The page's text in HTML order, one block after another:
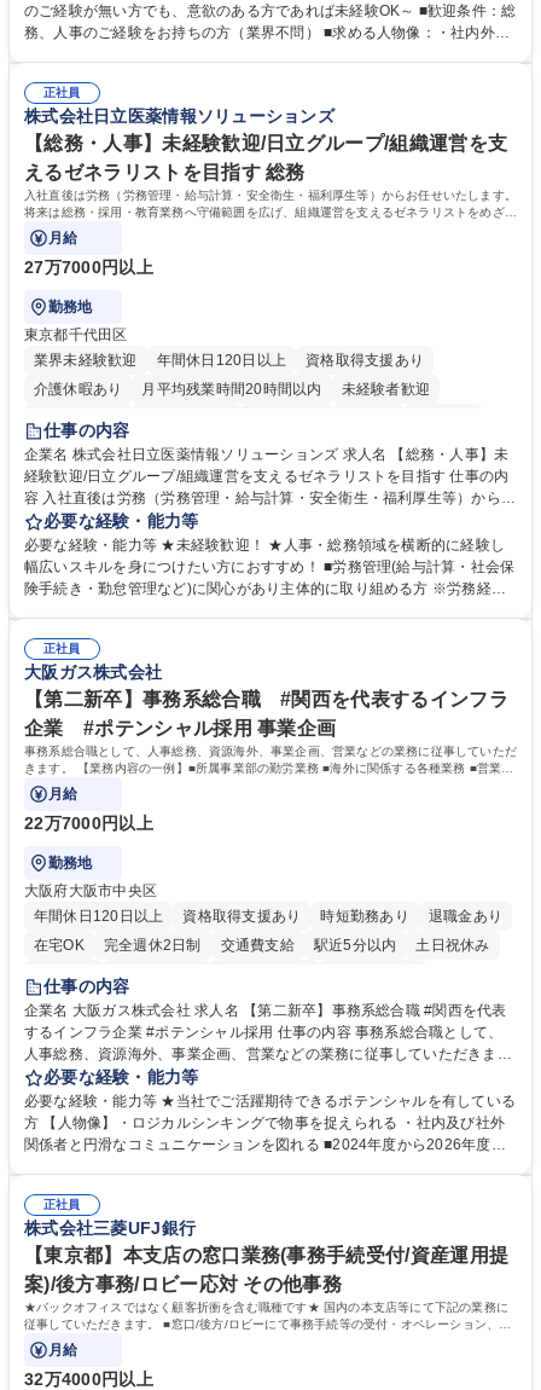
採用や教育等の業務内容により、関西圏以外への日帰り・宿泊を伴う国内
出張もございます。 ※担当業務を持ちつつ、お互いに助け合いながら、総
のご経験が無い方でも、意欲のある方であれば未経験OK～ ■歓迎条件：総
務、人事のご経験をお持ちの方（業界不問） ■求める人物像：・社内外の
正社員
株式会社日立医薬情報ソリューションズ
【総務・人事】未経験歓迎/日立グループ/組織運営を支
えるゼネラリストを目指す 総務
入社直後は労務（労務管理・給与計算・安全衛生・福利厚生等）からお任せいたします。
将来は総務・採用・教育業務へ守備範囲を広げ、組織運営を支えるゼネラリストをめざせ
ます。
月給
27万7000円以上
勤務地
東京都千代田区
業界未経験歓迎
年間休日120日以上
資格取得支援あり
介護休暇あり
月平均残業時間20時間以内
未経験者歓迎
住宅手当あり
育休あり
完全週休2日制 交通費支給 土日祝休み 寮・社宅あり
仕事の内容
企業名 株式会社日立医薬情報ソリューションズ 求人名 【総務・人事】未
経験歓迎/日立グループ/組織運営を支えるゼネラリストを目指す 仕事の内
容 入社直後は労務（労務管理・給与計算・安全衛生・福利厚生等）からお
任せいたします。将来は総務・採用・教育業務へ守備範囲を広げ、組織運
営を支えるゼネラリストをめざせます。 ・初期業務：労働時間管理、給与
計算、社会保険対応、福利厚生管理、安全衛生、健康経営推進等をお任せ
します。ご経験に応じて、休職者管理など、幅広く経験を積んでいただき
幅広く経験を積みたい意欲がある方に最適な環境です。 募集職種 【総
務・人事】未経験歓迎/日立グループ/組織運営を支えるゼネラリストを目
指す
必要な経験・能力等
必要な経験・能力等 ★未経験歓迎！ ★人事・総務領域を横断的に経験し
幅広いスキルを身につけたい方におすすめ！ ■労務管理(給与計算・社会保
険手続き・勤怠管理など)に関心があり主体的に取り組める方 ※労務経験
のご経験 ■労務管理（給与計算・社会保険手続き・勤怠管理など）の経験
■衛生管理者の資格をお持ちの方 学歴・資格 学歴：大学院 大学 高専 短大
専修学校 高校 語学力： 資格：
正社員
大阪ガス株式会社
【第二新卒】事務系総合職 #関西を代表するインフラ
企業 #ポテンシャル採用 事業企画
事務系総合職として、人事総務、資源海外、事業企画、営業などの業務に従事していただ
きます。 【業務内容の一例】■所属事業部の勤労業務 ■海外に関係する各種業務 ■営業部
門の企画スタッフ、ルート営業
月給
22万7000円以上
勤務地
大阪府大阪市中央区
年間休日120日以上
資格取得支援あり 時短勤務あり
退職金あり
在宅OK
完全週休2日制 交通費支給 駅近5分以内
土日祝休み
服装自由
第二新卒歓迎
仕事の内容
企業名 大阪ガス株式会社 求人名 【第二新卒】事務系総合職 #関西を代表
するインフラ企業 #ポテンシャル採用 仕事の内容 事務系総合職として、
人事総務、資源海外、事業企画、営業などの業務に従事していただきま
す。 【業務内容の一例】■所属事業部の勤労業務 ■海外に関係する各種業
務 ■営業部門の企画スタッフ、ルート営業 【キャリアパス】入社後の配属
ポジションで一定期間ご活躍頂いた後、本人の適性及び将来のキャリアを
鑑みてジョブローテーションを行います。 【育成】OJTでの現場育成や研
表するインフラ企業 #ポテンシャル採用
必要な経験・能力等
必要な経験・能力等 ★当社でご活躍期待できるポテンシャルを有している
方 【人物像】・ロジカルシンキングで物事を捉えられる ・社内及び社外
関係者と円滑なコミュニケーションを図れる ■2024年度から2026年度ま
72.html ■エネルギーセキュリティの不安定化や気候変動による自然災害の
甚大化など、これまで以上に社会課題解決の重要性が高まっています。
「未来の日常」の創造に向けて持続可能な社会の実現に貢献してまいりま
す。 学歴・資格 学歴：大学院 大学 語学力： 資格：
正社員
株式会社三菱UFJ銀行
【東京都】本支店の窓口業務(事務手続受付/資産運用提
案)/後方事務/ロビー応対 その他事務
★バックオフィスではなく顧客折衝を含む職種です★ 国内の本支店等にて下記の業務に
従事していただきます。 ■窓口/後方/ロビーにて事務手続等の受付・オペレーション、お
客様対応
月給
32万4000円以上